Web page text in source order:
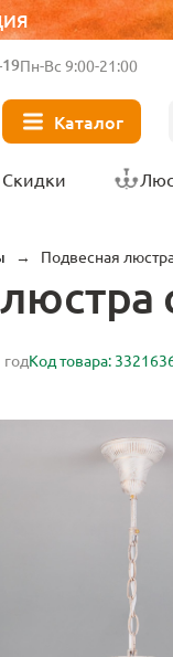
Пн-Вс 9:00-21:00
Каталог
Скидки
→ Подвесная
годКод товара: